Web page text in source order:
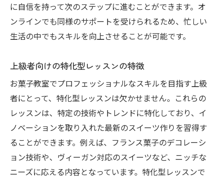
に自信を持って次のステップに進むことができます。オ
ンラインでも同様のサポートを受けられるため、忙しい
生活の中でもスキルを向上させることが可能です。
上級者向けの特化型レッスンの特徴
お菓子教室でプロフェッショナルなスキルを目指す上級
者にとって、特化型レッスンは欠かせません。これらの
レッスンは、特定の技術やトレンドに特化しており、イ
ノベーションを取り入れた最新のスイーツ作りを習得す
ることができます。例えば、フランス菓子のデコレーシ
ョン技術や、ヴィーガン対応のスイーツなど、ニッチな
ニーズに応える内容となっています。特化型レッスンで